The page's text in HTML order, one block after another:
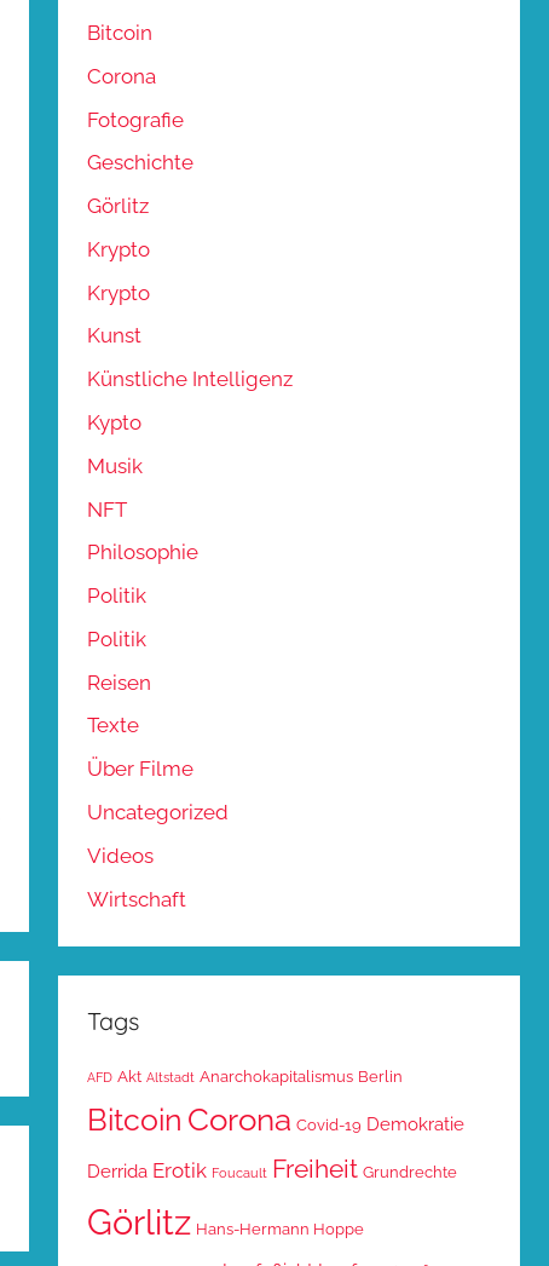
Bitcoin
Corona
Fotografie
Geschichte
Görlitz
Krypto
Krypto
Kunst
Künstliche Intelligenz
Kypto
Musik
NFT
Philosophie
Politik
Politik
Reisen
Texte
Über Filme
Uncategorized
Videos
Wirtschaft
Tags
AFD Akt Altstadt Anarchokapitalismus Berlin
Bitcoin Corona Covid-19 Demokratie
Derrida Erotik Foucault Freiheit Grundrechte
Görlitz Hans-Hermann Hoppe